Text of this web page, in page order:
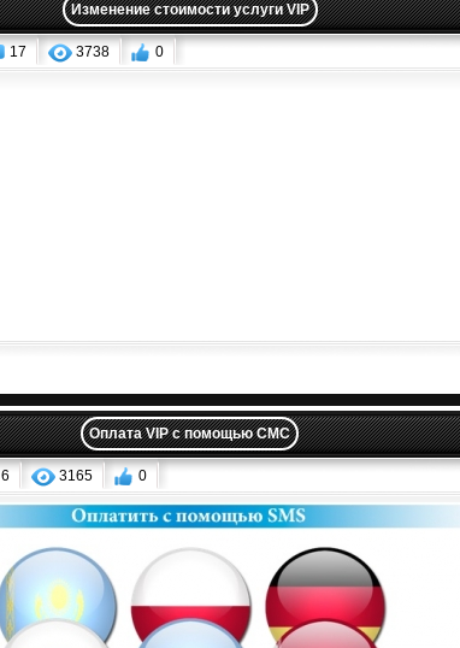
Изменение стоимости услуги VIP
17 3738 0
Оплата VIP с помощью СМС
6 3165 0